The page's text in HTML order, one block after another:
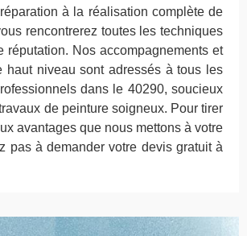
à la réalisation complète de
rencontrerez toutes les techniques
réputation. Nos accompagnements et
haut niveau sont adressés à tous les
dans le 40290, soucieux
de peinture soigneux. Pour tirer
avantages que nous mettons à votre
pas à demander votre devis gratuit à